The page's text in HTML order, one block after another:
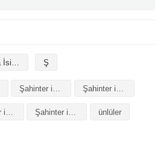
Farsça İsimler Ş
Şahinter isminin kökeni Şahinter isminin numerolojisi ünlüler